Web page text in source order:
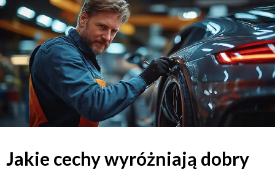
Jakie cechy wyróżniają dobry